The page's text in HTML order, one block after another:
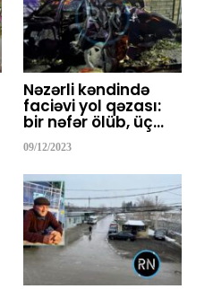
Nəzərli kəndində
faciəvi yol qəzası:
bir nəfər ölüb, üç…
09/12/2023